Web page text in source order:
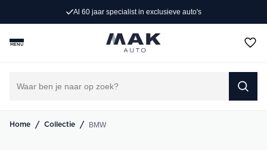
Persoonlijk advies op maat
MENU
Home / Collectie / BMW
Rijd weg in jouw droom-BMW. Bij MAK Auto vind je een
exclusief aanbod BMW occasions, van de sportieve BMW
3 Serie tot de ruime BMW X5. Bekijk ons aanbod online of